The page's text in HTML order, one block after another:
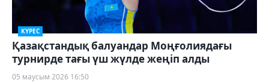
КҮРЕС
Қазақстандық балуандар Моңғолиядағы
турнирде тағы үш жүлде жеңіп алды
05 маусым 2026 16:50